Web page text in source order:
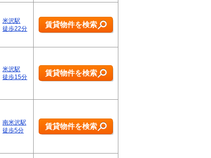
米沢駅
徒歩22分
賃貸物件を検索
米沢駅
徒歩15分
賃貸物件を検索
南米沢駅
徒歩5分
賃貸物件を検索